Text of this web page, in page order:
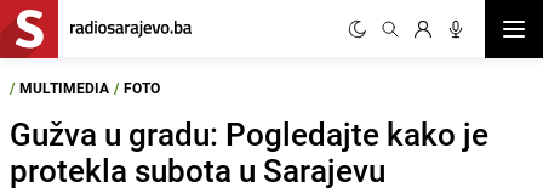
/ MULTIMEDIA / FOTO
Gužva u gradu: Pogledajte kako je
protekla subota u Sarajevu